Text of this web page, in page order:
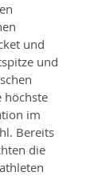
und
und
höchste
im
Bereits
die